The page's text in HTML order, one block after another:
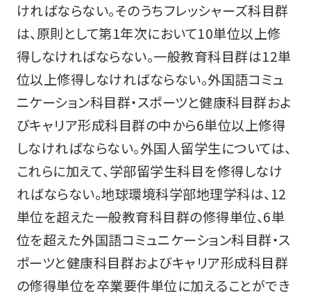
ければならない。そのうちフレッシャーズ科目群
は、原則として第1年次において10単位以上修
得しなければならない。一般教育科目群は12単
位以上修得しなければならない。外国語コミュ
ニケーション科目群・スポーツと健康科目群およ
びキャリア形成科目群の中から6単位以上修得
しなければならない。外国人留学生については、
これらに加えて、学部留学生科目を修得しなけ
ればならない。地球環境科学部地理学科は、12
単位を超えた一般教育科目群の修得単位、6単
位を超えた外国語コミュニケーション科目群・ス
ポーツと健康科目群およびキャリア形成科目群
の修得単位を卒業要件単位に加えることができ